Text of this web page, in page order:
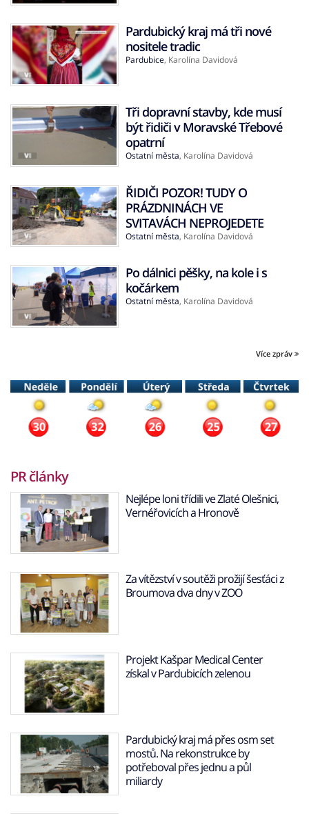
Pardubický kraj má tři nové
nositele tradic
Pardubice, Karolína Davidová
Tři dopravní stavby, kde musí
být řidiči v Moravské Třebové
opatrní
Ostatní města, Karolína Davidová
ŘIDIČI POZOR! TUDY O
PRÁZDNINÁCH VE
SVITAVÁCH NEPROJEDETE
Ostatní města, Karolína Davidová
Po dálnici pěšky, na kole i s
kočárkem
Ostatní města, Karolína Davidová
Více zpráv
PR články
Nejlépe loni třídili ve Zlaté Olešnici,
Vernéřovicích a Hronově
Za vítězství v soutěži prožijí šesťáci z
Broumova dva dny v ZOO
Projekt Kašpar Medical Center
získal v Pardubicích zelenou
Pardubický kraj má přes osm set
mostů. Na rekonstrukce by
potřeboval přes jednu a půl
miliardy